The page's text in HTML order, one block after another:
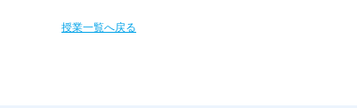
授業一覧へ戻る